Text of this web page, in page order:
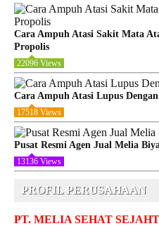
Cara Ampuh Atasi Sakit Mata
Propolis
22096 Views
Cara Ampuh Atasi Lupus
17518 Views
Pusat Resmi Agen Jual Melia
13136 Views
PROFIL PERUSAHAAN
PT. MELIA SEHAT